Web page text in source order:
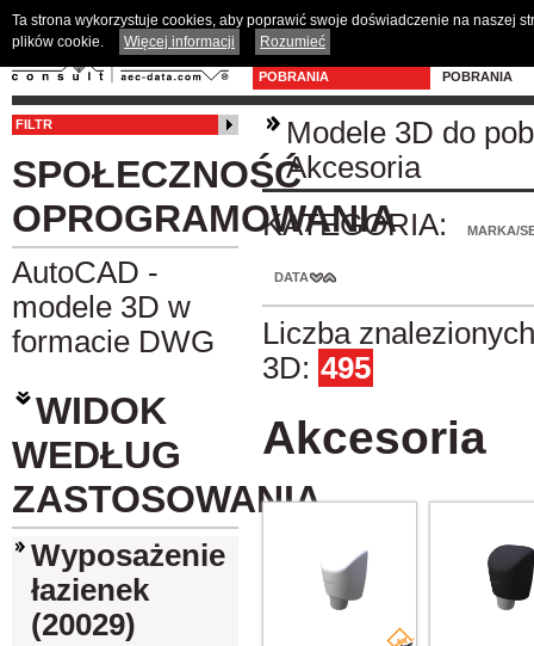
POBRANIA
POBRANIA
FILTR
SPOŁECZNOŚĆ
OPROGRAMOWANIA
AutoCAD -
modele 3D w
formacie DWG
WIDOK
WEDŁUG
ZASTOSOWANIA
Wyposażenie
łazienek
(20029)
Modele 3D do
Akcesoria
KATEGORIA:
MARKA/
DATA
Liczba
3D: 495
Akcesoria
Ta strona wykorzystuje cookies, aby poprawić swoje doświadczenie na naszej
plików cookie.
Więcej informacji Rozumieć